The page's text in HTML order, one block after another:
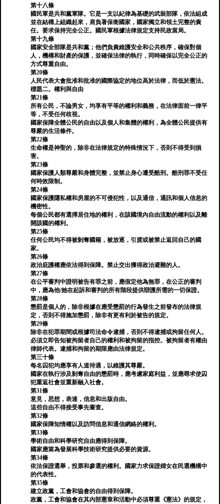
第十八條
國民軍是共和黨軍隊。它是一支以紀律為基礎的武裝部隊，依法組成
並在結構上組織起來，肩負著保衛國家，國家獨立和領土完整的責
任。要求保持完全公正。國民軍根據法律規定支持民政當局。
第十九條
國家安全部隊是共和黨；他們負責維護安全和公共秩序，確保對個
人，機構和財產的保護，並確保法律的執行，同時確保以完全公正的
方式尊重自由。
第20條
人民代表大會批准和批准的國際協定的地位高於法律，而低於憲法。
標題二。權利與自由
第21條
所有公民，不論男女，均享有平等的權利和義務，在法律面前一律平
等，不受任何歧視。
國家保障全體公民的自由以及個人和集體的權利，為全體公民提供有
尊嚴的生活條件。
第22條
生命權是神聖的，除非在法律規定的特殊情況下，否則不得受到損
害。
第23條
國家保護人類尊嚴和身體完整，並禁止身心遭受酷刑。酷刑罪不受任
何時效限制。
第24條
國家保護隱私權和房屋的不可侵犯性，以及通信，通訊和個人信息的
機密性。
每個公民都有選擇居住地的權利，在該國境內自由流動的權利以及離
開該國的權利。
第25條
任何公民均不得被剝奪國籍，被放逐，引渡或被禁止返回自己的國
家。
第26條
政治庇護權應依法得到保障。禁止交出獲得政治避難的人。
第27條
在公平審判中證明被告有罪之前，應假定他為無罪，在公正的審判
中，應為他/她在起訴和審判的所有階段提供辯護所需的一切保證。
第28條
懲罰是個人的，除非根據在應受懲罰的行為發生之前發布的法律規
定，否則不得施加懲罰，除非有更有利於被告的規定。
第29條
除非在犯罪期間或根據司法命令逮捕，否則不得逮捕或拘留任何人。
必須立即告知被拘留者自己的權利和被拘留的指控。被拘留者有權由
律師代表。逮捕和拘留的期限應由法律規定。
第三十條
每名囚犯均應享有人道待遇，以維護其尊嚴。
國家在執行涉及剝奪自由的懲罰時，應考慮家庭利益，並應尋求使囚
犯重返社會並重新融入社會。
第31條
意見，思想，表達，信息和出版自由。
這些自由不得接受事先審查。
第32條
國家保障知情權以及訪問信息和通信網絡的權利。
第33條
學術自由和科學研究自由應得到保障。
國家應當為發展科學技術研究提供必要的資源。
第34條
依法保證選舉，投票和參選的權利。國家力求保證婦女在民選機構中
的代表性。
第35條
建立政黨，工會和協會的自由得到保障。
政黨，工會和協會在其內部憲章和活動中必須尊重《憲法》的規定，